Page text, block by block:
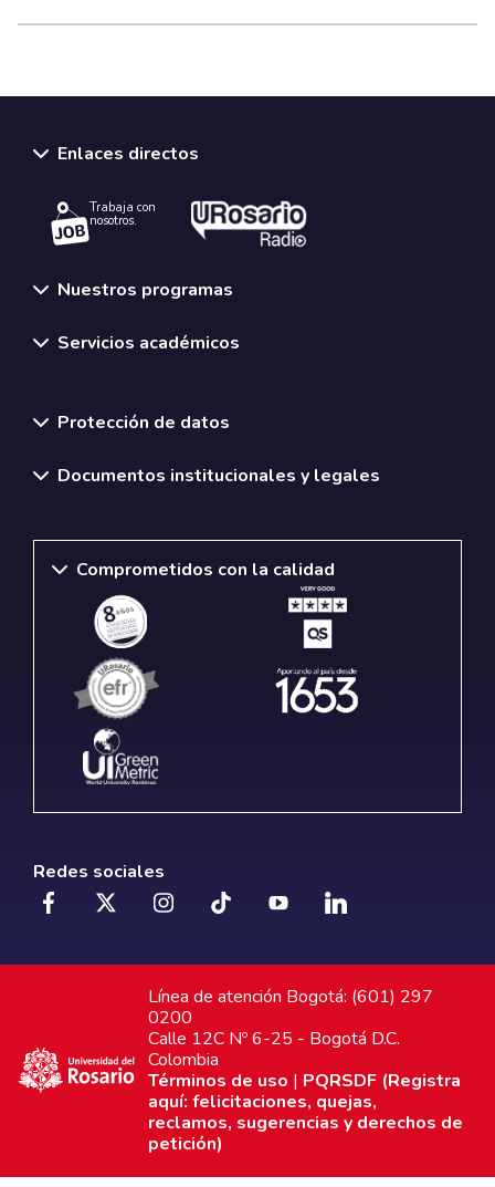
Enlaces directos
Trabaja con
nosotros.
Nuestros programas
Servicios académicos
Protección de datos
Documentos institucionales y legales
Comprometidos con la calidad
Redes sociales
Línea de atención Bogotá: (601) 297
0200
Calle 12C Nº 6-25 - Bogotá D.C.
Colombia
Términos de uso | PQRSDF (Registra
aquí: felicitaciones, quejas,
reclamos, sugerencias y derechos de
petición)